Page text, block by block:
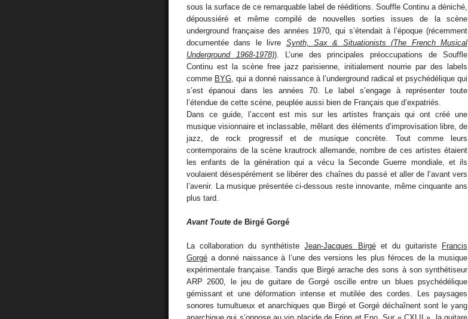
sous la surface de ce remarquable label de rééditions. Souffle Continu a déniché,
dépoussiéré et même compilé de nouvelles sorties issues de la scène
underground française des années 1970, qui s’étendait à l’époque (récemment
documentée dans le livre Synth, Sax & Situationists (The French Musical
Underground 1968-1978)). L’une des principales préoccupations de Souffle
Continu est la scène free jazz parisienne, initialement nourrie par des labels
comme BYG , qui a donné naissance à l’underground radical et psychédélique qui
s’est épanoui dans les années 70. Le label s’engage à représenter toute
l’étendue de cette scène, peuplée aussi bien de Français que d’expatriés.
Dans ce guide, l’accent est mis sur les artistes français qui ont créé une
musique visionnaire et inclassable, mêlant des éléments d’improvisation libre, de
jazz, de rock progressif et de musique concrète. Tout comme leurs
contemporains de la scène krautrock allemande, nombre de ces artistes étaient
les enfants de la génération qui a vécu la Seconde Guerre mondiale, et ils
voulaient désespérément se libérer des chaînes du passé et aller de l’avant vers
l’avenir. La musique présentée ci-dessous reste innovante, même cinquante ans
plus tard.
Avant Toute de Birgé Gorgé
La collaboration du synthétisteJean-Jacques Birgéet du guitariste
Francis
Gorgé a donné naissance à l’une des versions les plus féroces de la musique
expérimentale française. Tandis que Birgé arrache des sons à son synthétiseur
ARP 2600, le jeu de guitare de Gorgé oscille entre un blues psychédélique
gémissant et une déformation intense et mutilée des cordes. Les paysages
sonores tumultueux et anarchiques que Birgé et Gorgé déchaînent sont le yang